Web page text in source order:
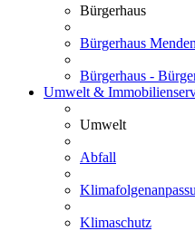
Bürgerhaus
Bürgerhaus
Bürgerhaus -
Umwelt &
Umwelt
Abfall
Klimaschutz